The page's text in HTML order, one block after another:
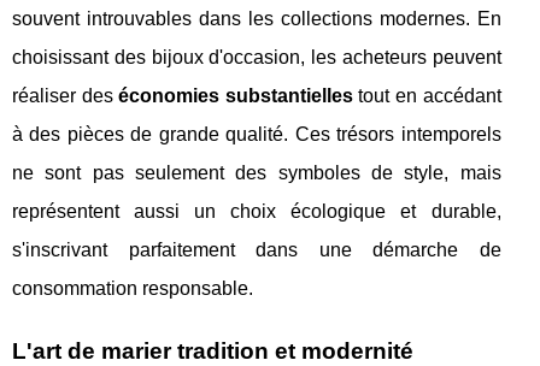
souvent introuvables dans les collections modernes. En
choisissant des bijoux d'occasion, les acheteurs peuvent
réaliser deséconomies substantiellestout en accédant
à des pièces de grande qualité. Ces trésors intemporels
ne sont pas seulement des symboles de style, mais
représentent aussi un choix écologique et durable,
s'inscrivant parfaitement dans une démarche de
consommation responsable.
L'art de marier tradition et modernité